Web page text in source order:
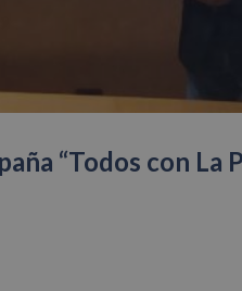
“Todos con La